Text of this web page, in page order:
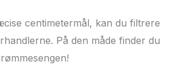
centimetermål, kan du filtrere
På den måde finder du